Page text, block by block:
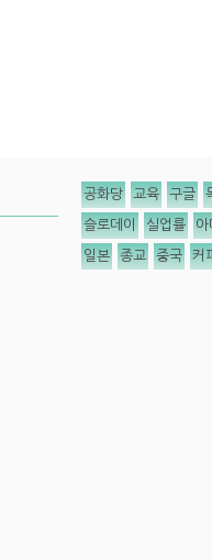
공화당 교육 구글
슬로데이 실업률 아
일본 종교 중국 커